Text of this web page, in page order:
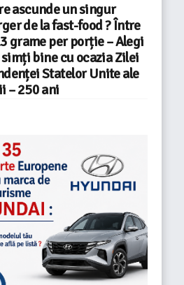
ascunde un singur
de la fast-food ? Între
grame per porție – Alegi
bine cu ocazia Zilei
Statelor Unite ale
– 250 ani